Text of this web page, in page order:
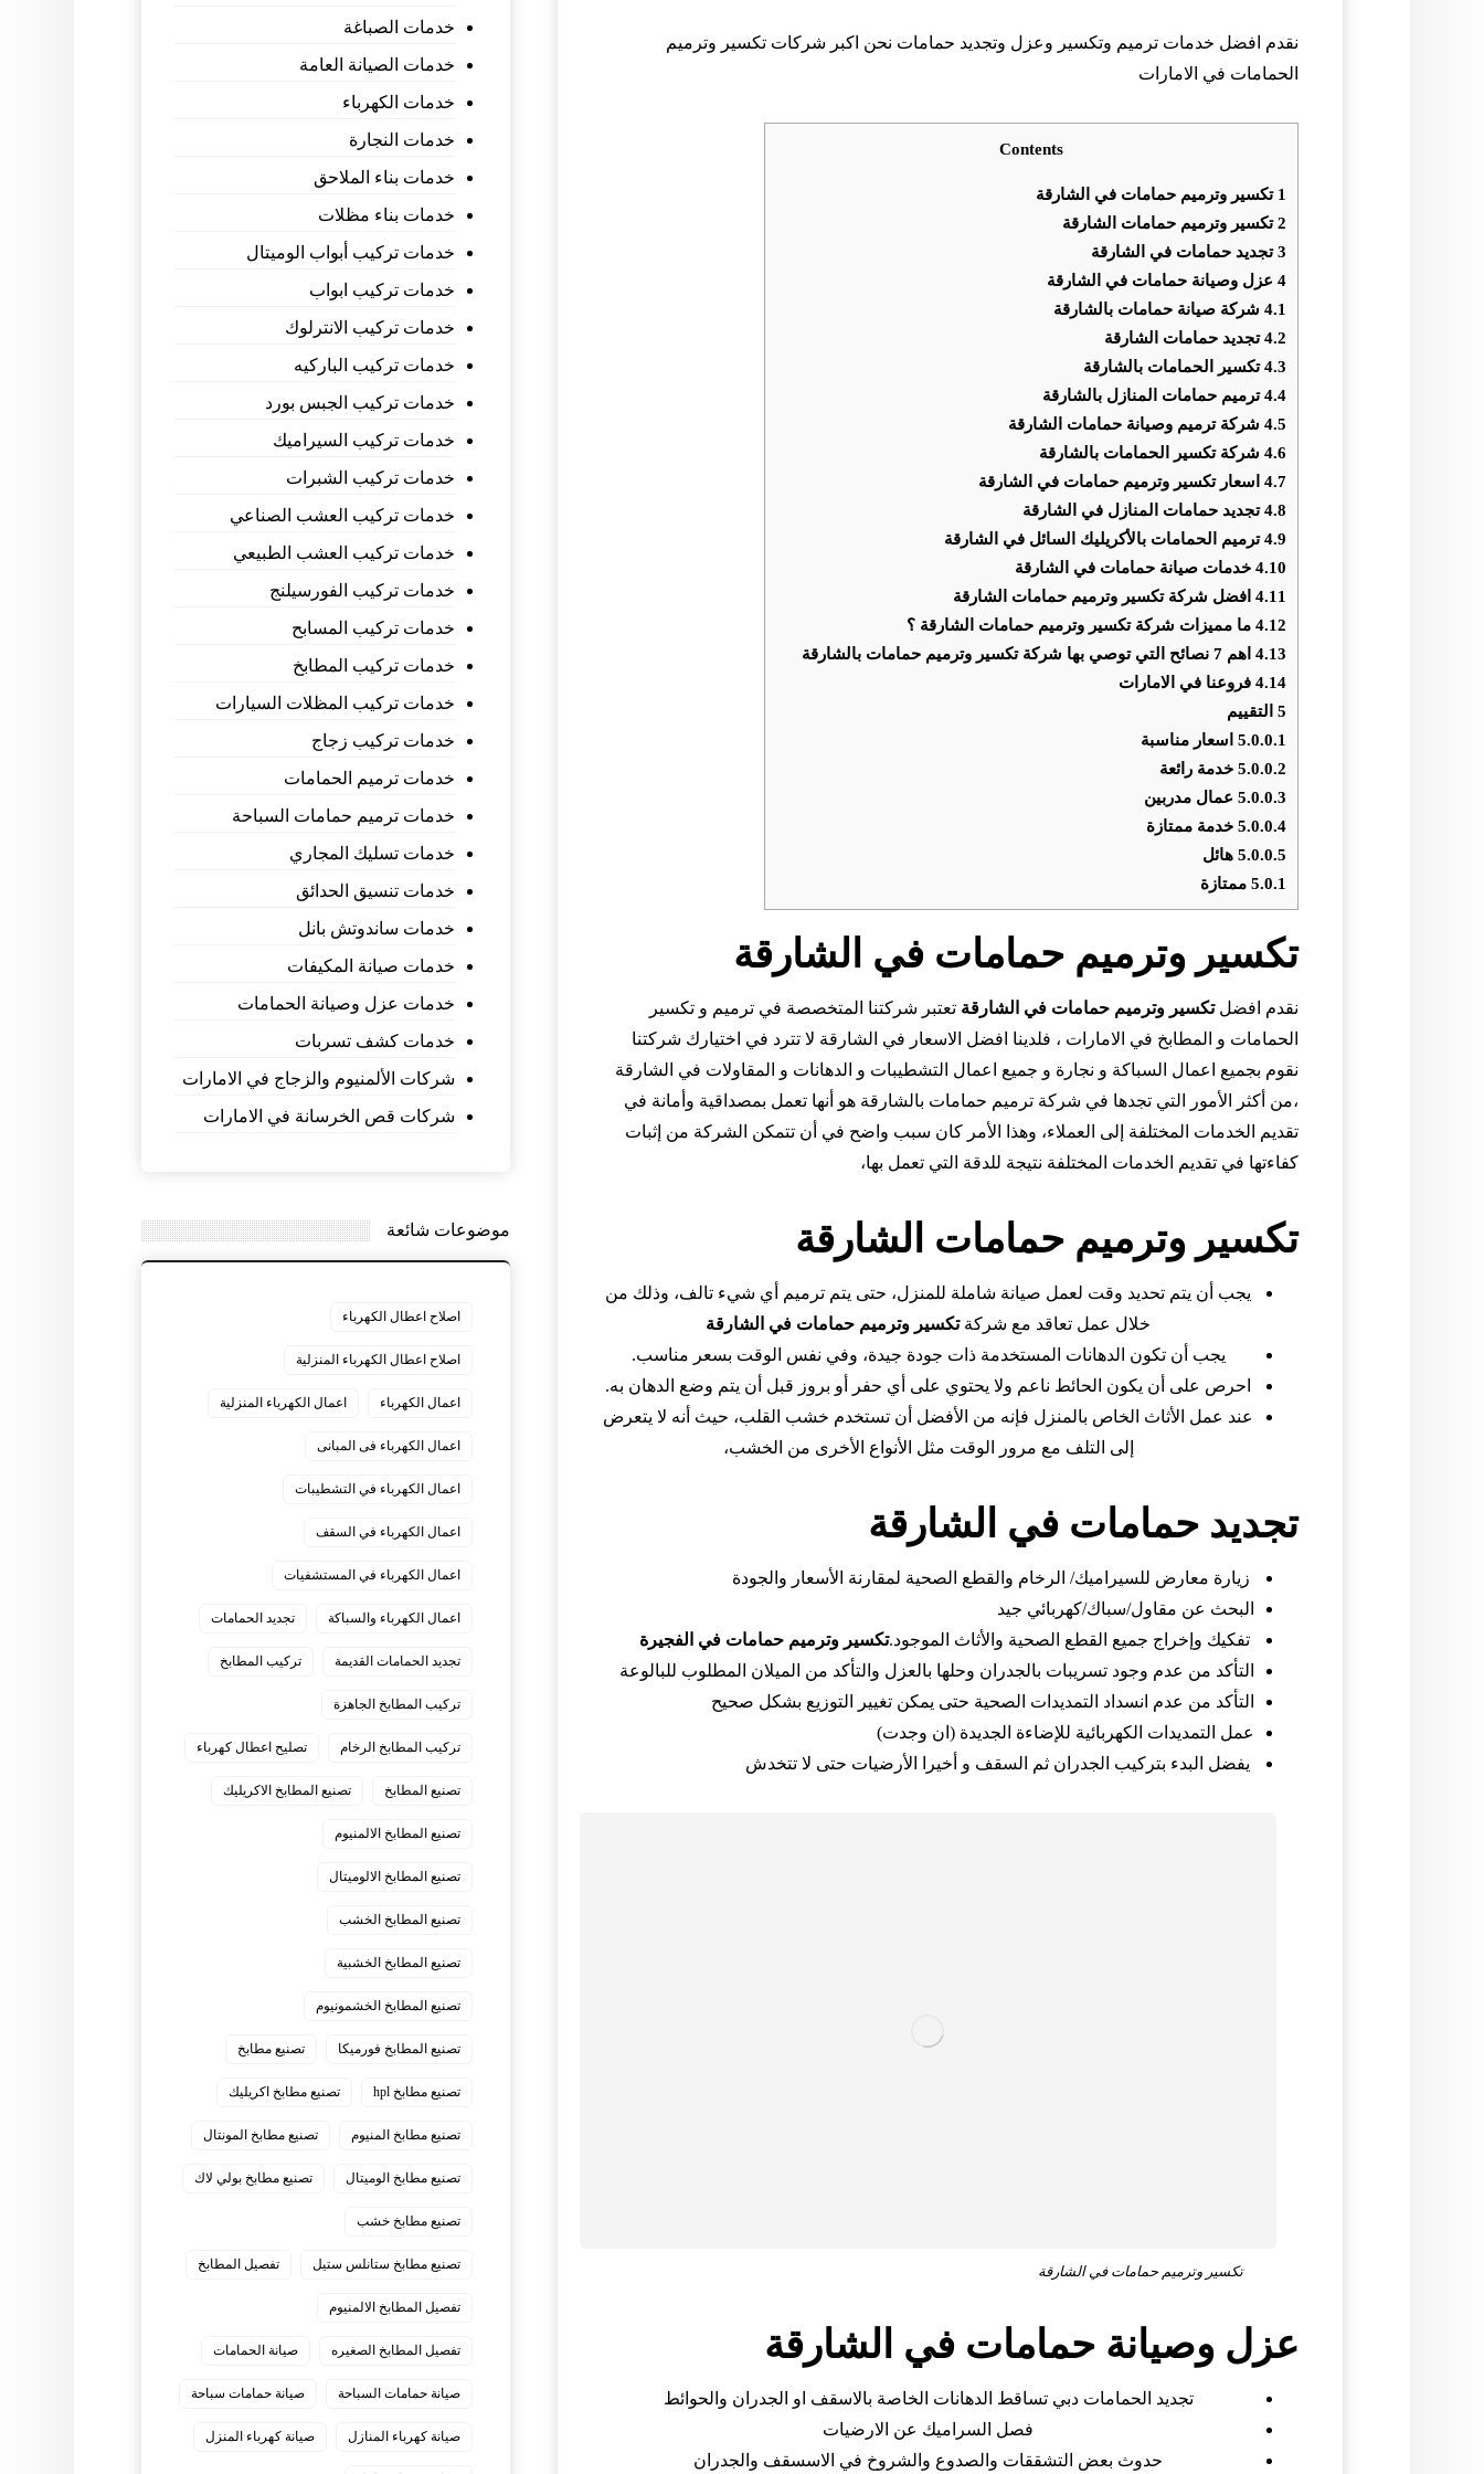
نقدم افضل خدمات ترميم وتكسير وعزل وتجديد حمامات نحن اكبر شركات تكسير وترميم
الحمامات في الامارات
Contents
1 تكسير وترميم حمامات في الشارقة
2تكسير وترميم حمامات الشارقة
3تجديد حمامات في الشارقة
4عزل وصيانة حمامات في الشارقة
4.1شركة صيانة حمامات بالشارقة
4.2تجديد حمامات الشارقة
4.3تكسير الحمامات بالشارقة
4.4ترميم حمامات المنازل بالشارقة
4.5شركة ترميم وصيانة حمامات الشارقة
4.6شركة تكسير الحمامات بالشارقة
4.7اسعار تكسير وترميم حمامات في الشارقة
4.8تجديد حمامات المنازل في الشارقة
4.9ترميم الحمامات بالأكريليك السائل في الشارقة
4.10خدمات صيانة حمامات في الشارقة
4.11افضل شركة تكسير وترميم حمامات الشارقة
4.12ما مميزات شركة تكسير وترميم حمامات الشارقة ؟
4.13اهم 7 نصائح التي توصي بها شركة تكسير وترميم حمامات بالشارقة
4.14فروعنا في الامارات
5التقييم
5.0.0.1اسعار مناسبة
5.0.0.2خدمة رائعة
5.0.0.3عمال مدربين
5.0.0.4خدمة ممتازة
5.0.0.5هائل
5.0.1ممتازة
تكسير وترميم حمامات في الشارقة
نقدم افضلتكسير وترميم حمامات في الشارقة تعتبر شركتنا المتخصصة في ترميم و تكسير
الحمامات و المطابخ في الامارات ، فلدينا افضل الاسعار في الشارقة لا تترد في اختيارك شركتنا
نقوم بجميع اعمال السباكة و نجارة و جميع اعمال التشطيبات و الدهانات و المقاولات في الشارقة
،من أكثر الأمور التي تجدها في شركة ترميم حمامات بالشارقة هو أنها تعمل بمصداقية وأمانة في
تقديم الخدمات المختلفة إلى العملاء، وهذا الأمر كان سبب واضح في أن تتمكن الشركة من إثبات
كفاءتها في تقديم الخدمات المختلفة نتيجة للدقة التي تعمل بها،
تكسير وترميم حمامات الشارقة
يجب أن يتم تحديد وقت لعمل صيانة شاملة للمنزل، حتى يتم ترميم أي شيء تالف، وذلك من
خلال عمل تعاقد مع شركةتكسير وترميم حمامات في الشارقة
يجب أن تكون الدهانات المستخدمة ذات جودة جيدة، وفي نفس الوقت بسعر مناسب.
احرص على أن يكون الحائط ناعم ولا يحتوي على أي حفر أو بروز قبل أن يتم وضع الدهان به.
عند عمل الأثاث الخاص بالمنزل فإنه من الأفضل أن تستخدم خشب القلب، حيث أنه لا يتعرض
إلى التلف مع مرور الوقت مثل الأنواع الأخرى من الخشب،
تجديد حمامات في الشارقة
زيارة معارض للسيراميك/ الرخام والقطع الصحية لمقارنة الأسعار والجودة
البحث عن مقاول/سباك/كهربائي جيد
تفكيك وإخراج جميع القطع الصحية والأثاث الموجود.تكسير وترميم حمامات في الفجيرة
التأكد من عدم وجود تسريبات بالجدران وحلها بالعزل والتأكد من الميلان المطلوب للبالوعة
التأكد من عدم انسداد التمديدات الصحية حتى يمكن تغيير التوزيع بشكل صحيح
عمل التمديدات الكهربائية للإضاءة الجديدة (ان وجدت)
يفضل البدء بتركيب الجدران ثم السقف و أخيرا الأرضيات حتى لا تتخدش
تكسير وترميم حمامات في الشارقة
عزل وصيانة حمامات في الشارقة
تجديد الحمامات دبي تساقط الدهانات الخاصة بالاسقف او الجدران والحوائط
فصل السراميك عن الارضيات
حدوث بعض التشققات والصدوع والشروخ في الاسسقف والجدران
خدمات الصباغة
خدمات الصيانة العامة
خدمات الكهرباء
خدمات النجارة
خدمات بناء الملاحق
خدمات بناء مظلات
خدمات تركيب أبواب الوميتال
خدمات تركيب ابواب
خدمات تركيب الانترلوك
خدمات تركيب الباركيه
خدمات تركيب الجبس بورد
خدمات تركيب السيراميك
خدمات تركيب الشبرات
خدمات تركيب العشب الصناعي
خدمات تركيب العشب الطبيعي
خدمات تركيب الفورسيلنج
خدمات تركيب المسابح
خدمات تركيب المطابخ
خدمات تركيب المظلات السيارات
خدمات تركيب زجاج
خدمات ترميم الحمامات
خدمات ترميم حمامات السباحة
خدمات تسليك المجاري
خدمات تنسيق الحدائق
خدمات ساندوتش بانل
خدمات صيانة المكيفات
خدمات عزل وصيانة الحمامات
خدمات كشف تسربات
شركات الألمنيوم والزجاج في الامارات
شركات قص الخرسانة في الامارات
موضوعات شائعة
اصلاح اعطال الكهرباء
اصلاح اعطال الكهرباء المنزلية
اعمال الكهرباء اعمال الكهرباء المنزلية
اعمال الكهرباء فى المبانى
اعمال الكهرباء في التشطيبات
اعمال الكهرباء في السقف
اعمال الكهرباء في المستشفيات
اعمال الكهرباء والسباكة تجديد الحمامات
تجديد الحمامات القديمة تركيب المطابخ
تركيب المطابخ الجاهزة
تركيب المطابخ الرخام تصليح اعطال كهرباء
تصنيع المطابخ تصنيع المطابخ الاكريليك
تصنيع المطابخ الالمنيوم
تصنيع المطابخ الالوميتال
تصنيع المطابخ الخشب
تصنيع المطابخ الخشبية
تصنيع المطابخ الخشمونيوم
تصنيع المطابخ فورميكا تصنيع مطابخ
تصنيع مطابخ hpl تصنيع مطابخ اكريليك
تصنيع مطابخ المنيوم تصنيع مطابخ المونتال
تصنيع مطابخ الوميتال تصنيع مطابخ بولي لاك
تصنيع مطابخ خشب
تصنيع مطابخ ستانلس ستيل تفصيل المطابخ
تفصيل المطابخ الالمنيوم
تفصيل المطابخ الصغيره صيانة الحمامات
صيانة حمامات السباحة صيانة حمامات سباحة
صيانة كهرباء المنازل صيانة كهرباء المنزل